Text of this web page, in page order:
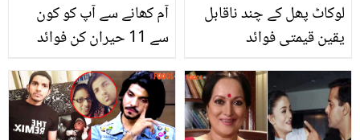
آم کھانے سے آپ کو کون
سے 11 حیران کن فوائد
لوکاٹ پھل کے چند ناقابل
یقین قیمتی فوائد